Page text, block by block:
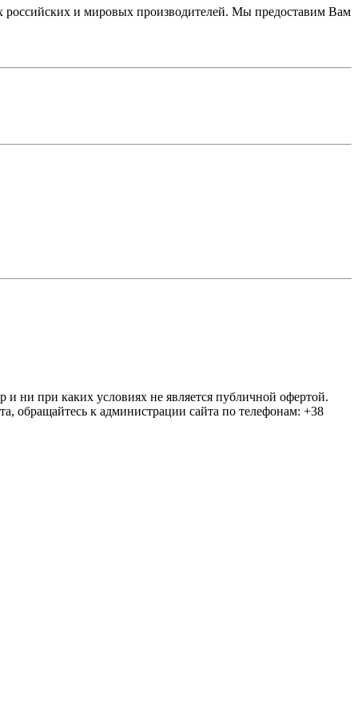
и мировых производителей. Мы предоставим Вам
ни при каких условиях не является публичной офертой.
обращайтесь к администрации сайта по телефонам: +38